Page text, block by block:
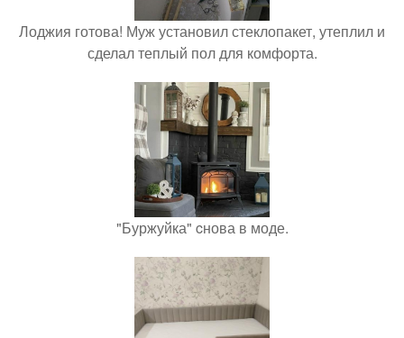
Лоджия готова! Муж установил стеклопакет, утеплил и
сделал теплый пол для комфорта.
"Буржуйка" cнова в моде.